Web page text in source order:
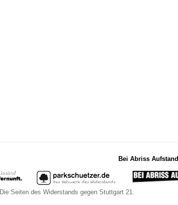
Bei Abriss Aufstand
Die Seiten des Widerstands gegen Stuttgart 21.